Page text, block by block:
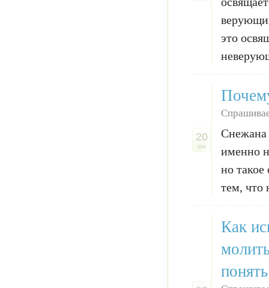
это
20
дек
Снежана
именно
но такое
тем, что
Как